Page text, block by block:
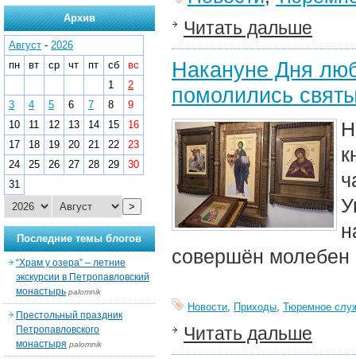
Читать дальше
Накануне Дня
помолились
совершён молебен
Новости, Приходы, Тюремное
Читать дальше
Архив
Август - 2026
пн
вт ср чт пт сб
вс
1
2
3
4 5 6 7 8
9
10
11 12 13 14 15
16
17
18 19 20 21 22
23
24
25 26 27 28 29
30
31
>
Последние темы блогов
“Храм у озера” – летние
экскурсии в Петропавловский
монастырь palomnik
Престольный праздник
Петропавловского
монастыря palomnik